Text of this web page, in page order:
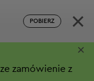
POBIERZ ×
zamówienie z
×